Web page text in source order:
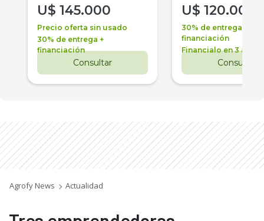
U$ 145.000
Precio oferta sin usado
30% de entrega +
financiación
Consultar
U$ 120.000
30% de entrega +
financiación
Financialo en 3 años
Consultar
Agrofy News Actualidad